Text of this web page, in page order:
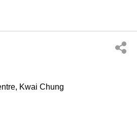
Kwai Chung